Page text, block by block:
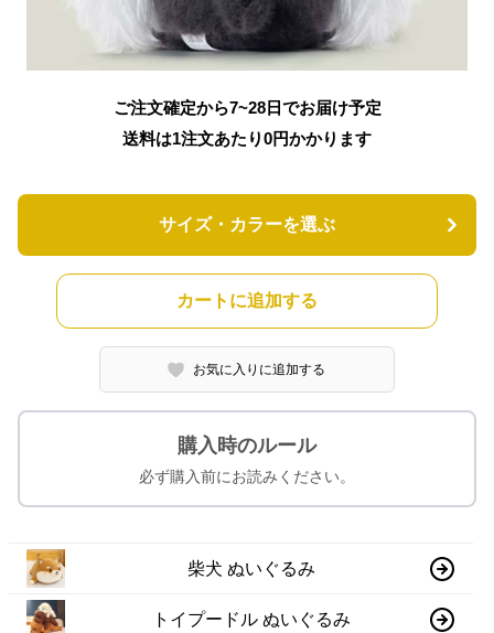
ご注文確定から7~28日でお届け予定
送料は1注文あたり0円かかります
サイズ・カラーを選ぶ
カートに追加する
お気に入りに追加する
購入時のルール
必ず購入前にお読みください。
柴犬 ぬいぐるみ
トイプードル ぬいぐるみ